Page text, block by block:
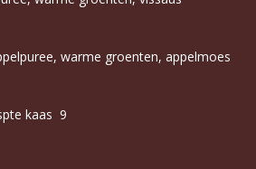
warme groenten, appelmoes
kaas 9